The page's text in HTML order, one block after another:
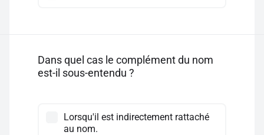
Dans quel cas le complément du nom
est-il sous-entendu ?
Lorsqu'il est indirectement rattaché
au nom.